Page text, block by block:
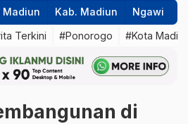
Madiun Kab. Madiun Ngawi
Terkini #Ponorogo #Kota
di